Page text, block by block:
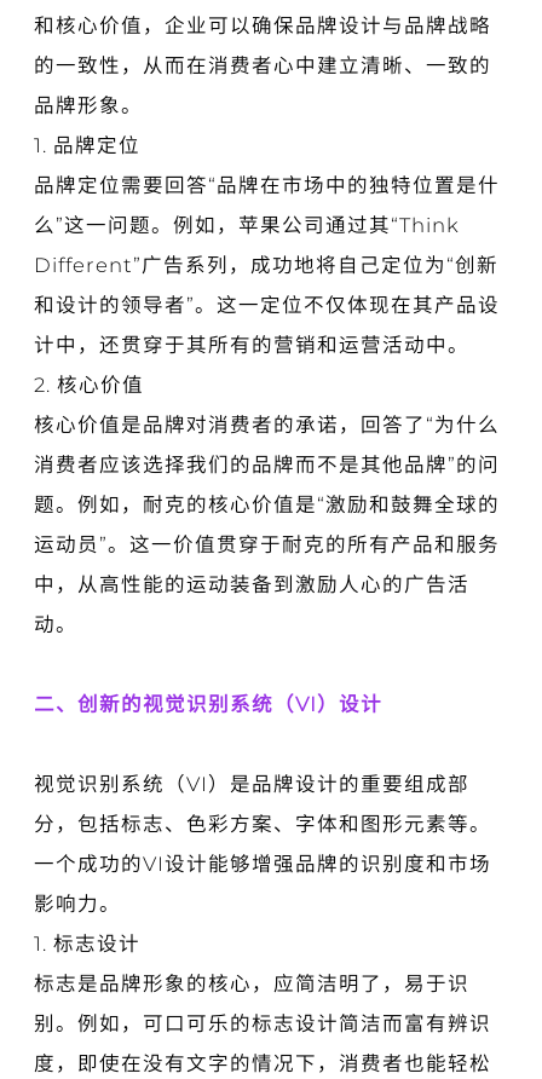
和核心价值，企业可以确保品牌设计与品牌战略
的一致性，从而在消费者心中建立清晰、一致的
品牌形象。
1. 品牌定位
品牌定位需要回答“品牌在市场中的独特位置是什
么”这一问题。例如，苹果公司通过其“Think
Different”广告系列，成功地将自己定位为“创新
和设计的领导者”。这一定位不仅体现在其产品设
计中，还贯穿于其所有的营销和运营活动中。
2. 核心价值
核心价值是品牌对消费者的承诺，回答了“为什么
消费者应该选择我们的品牌而不是其他品牌”的问
题。例如，耐克的核心价值是“激励和鼓舞全球的
运动员”。这一价值贯穿于耐克的所有产品和服务
中，从高性能的运动装备到激励人心的广告活
动。
二、创新的视觉识别系统（VI）设计
视觉识别系统（VI）是品牌设计的重要组成部
分，包括标志、色彩方案、字体和图形元素等。
一个成功的VI设计能够增强品牌的识别度和市场
影响力。
1. 标志设计
标志是品牌形象的核心，应简洁明了，易于识
别。例如，可口可乐的标志设计简洁而富有辨识
度，即使在没有文字的情况下，消费者也能轻松